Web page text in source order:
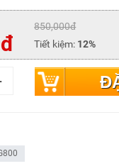
850,000đ
Tiết kiệm: 12%